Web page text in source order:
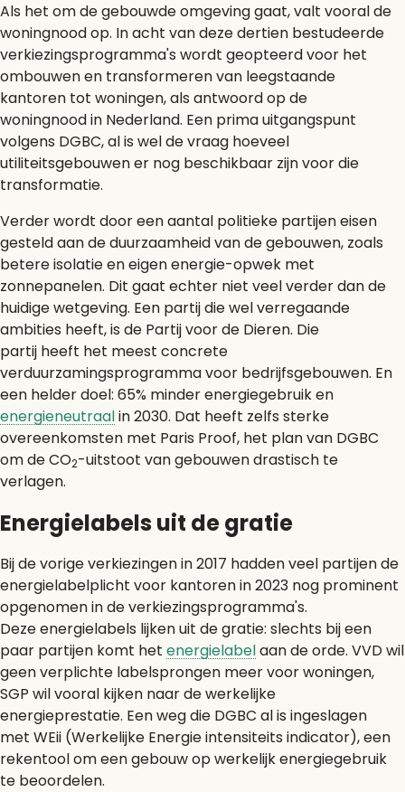
Als het om de gebouwde omgeving gaat, valt vooral de
woningnood op. In acht van deze dertien bestudeerde
verkiezingsprogramma's wordt geopteerd voor het
ombouwen en transformeren van leegstaande
kantoren tot woningen, als antwoord op de
woningnood in Nederland. Een prima uitgangspunt
volgens DGBC, al is wel de vraag hoeveel
utiliteitsgebouwen er nog beschikbaar zijn voor die
transformatie.
Verder wordt door een aantal politieke partijen eisen
gesteld aan de duurzaamheid van de gebouwen, zoals
betere isolatie en eigen energie-opwek met
zonnepanelen. Dit gaat echter niet veel verder dan de
huidige wetgeving. Een partij die wel verregaande
ambities heeft, is de Partij voor de Dieren. Die
partij heeft het meest concrete
verduurzamingsprogramma voor bedrijfsgebouwen. En
een helder doel: 65% minder energiegebruik en
energieneutraalin 2030. Dat heeft zelfs sterke
overeenkomsten met Paris Proof, het plan van DGBC
om de CO2-uitstoot van gebouwen drastisch te
verlagen.
Energielabels uit de gratie
Bij de vorige verkiezingen in 2017 hadden veel partijen de
energielabelplicht voor kantoren in 2023 nog prominent
opgenomen in de verkiezingsprogramma's.
Deze energielabels lijken uit de gratie: slechts bij een
paar partijen komt het energielabelaan de orde. VVD wil
geen verplichte labelsprongen meer voor woningen,
SGP wil vooral kijken naar de werkelijke
energieprestatie. Een weg die DGBC al is ingeslagen
met WEii (Werkelijke Energie intensiteits indicator), een
rekentool om een gebouw op werkelijk energiegebruik
te beoordelen.